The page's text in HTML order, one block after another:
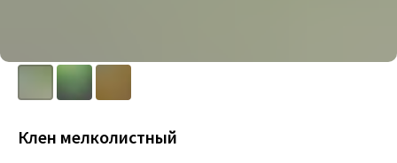
Клен мелколистный